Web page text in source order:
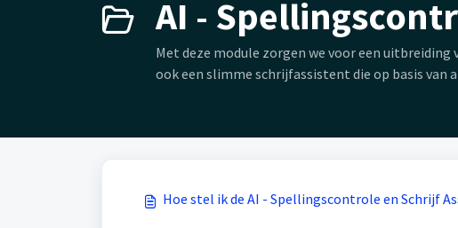
AI -
Met deze module zorgen we voor een
ook een slimme schrijfassistent die op basis
Hoe stel ik de AI - Spellingscontrole en Schrijf